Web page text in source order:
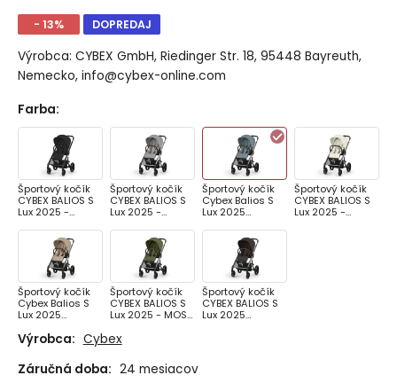
- 13% DOPREDAJ
Výrobca: CYBEX GmbH, Riedinger Str. 18, 95448 Bayreuth,
Nemecko, info@cybex-online.com
Farba:
Športový kočík
CYBEX BALIOS S
Lux 2025 -
Športový kočík
CYBEX BALIOS S
Lux 2025 -
Športový kočík
Cybex Balios S
Lux 2025
Športový kočík
CYBEX BALIOS S
Lux 2025 -
Športový kočík
Cybex Balios S
Lux 2025
Športový kočík
CYBEX BALIOS S
Lux 2025 - MOSS
Športový kočík
CYBEX BALIOS S
Lux 2025
Výrobca: Cybex
Záručná doba: 24 mesiacov